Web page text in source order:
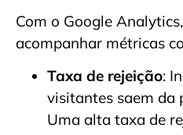
Com o Google
acompanhar métricas
Taxa de rejeição:
visitantes saem da
Uma alta taxa de